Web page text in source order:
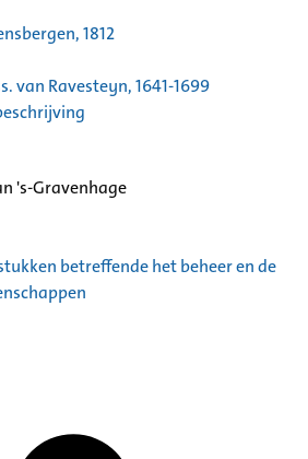
1812
van Ravesteyn, 1641-1699
's-Gravenhage
betreffende het beheer en de